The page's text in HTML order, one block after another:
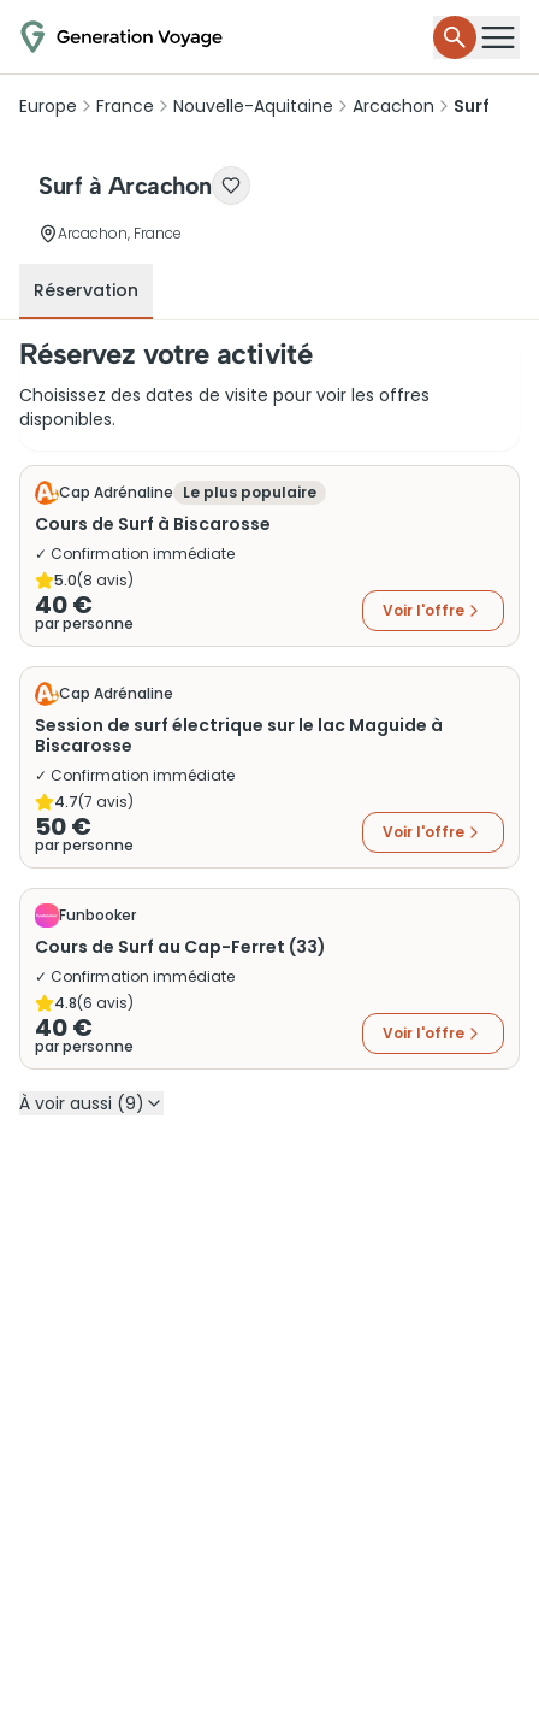
Europe France Nouvelle-Aquitaine Arcachon Surf
Surf à Arcachon
Arcachon, France
Réservation
Réservez votre activité
Choisissez des dates de visite pour voir les offres
disponibles.
Cap Adrénaline Le plus populaire
Cours de Surf à Biscarosse
✓ Confirmation immédiate
5.0(8 avis)
40 €
par personne
Voir l'offre
Cap Adrénaline
Session de surf électrique sur le lac Maguide à
Biscarosse
✓ Confirmation immédiate
4.7(7 avis)
50 €
par personne
Voir l'offre
Funbooker
Cours de Surf au Cap-Ferret (33)
✓ Confirmation immédiate
4.8(6 avis)
40 €
par personne
Voir l'offre
À voir aussi (9)